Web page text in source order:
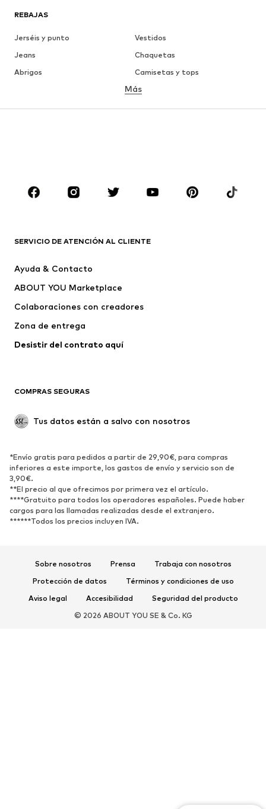
REBAJAS
Jerséis y punto
Vestidos
Jeans
Chaquetas
Abrigos
Camisetas y tops
Ropa interior
Faldas
Blusas y camisas
Zapatos
Deporte
Vestidos
Camisetas y tops
Chaquetas
Jerséis y punto
Ropa interior
Abrigos
Tallas grandes
Reciclado
ZAPATOS
Nuevo
Zapatillas de deporte
Botines
Zapatos de tacón y plataforma Botas
Zapatillas de casa
Exclusivo
Más
SERVICIO DE ATENCIÓN AL CLIENTE
Ayuda & Contacto
ABOUT YOU Marketplace
Colaboraciones con creadores
Zona de entrega
Desistir del contrato aquí
COMPRAS SEGURAS
Tus datos están a salvo con nosotros
*Envío gratis para pedidos a partir de 29,90€, para compras
inferiores a este importe, los gastos de envío y servicio son de
3,90€.
**El precio al que ofrecimos por primera vez el artículo.
****Gratuito para todos los operadores españoles. Puede haber
cargos para las llamadas realizadas desde el extranjero.
******Todos los precios incluyen IVA.
Sobre nosotros Prensa
Trabaja con nosotros
Protección de datos
Términos y condiciones de uso
Aviso legal
Accesibilidad
Seguridad del producto
© 2026 ABOUT YOU SE & Co. KG